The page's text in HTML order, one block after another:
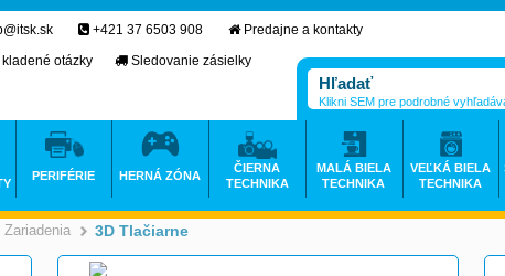
3D Tlačiarne
+421 37 6503 908
Predajne a kontakty
otázky
Sledovanie zásielky
Klikni SEM pre podrobné
PERIFÉRIE HERNÁ ZÓNA
ČIERNA
TECHNIKA
MALÁ BIELA
TECHNIKA
VEĽKÁ BIELA
TECHNIKA